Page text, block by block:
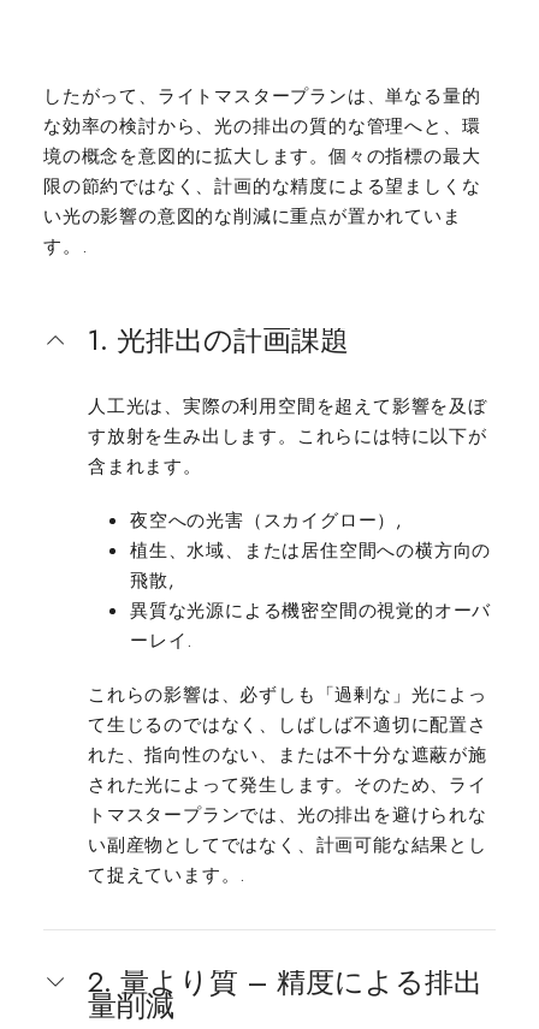
したがって、ライトマスタープランは、単なる量的
な効率の検討から、光の排出の質的な管理へと、環
境の概念を意図的に拡大します。個々の指標の最大
限の節約ではなく、計画的な精度による望ましくな
い光の影響の意図的な削減に重点が置かれていま
す。.
1. 光排出の計画課題
人工光は、実際の利用空間を超えて影響を及ぼ
す放射を生み出します。これらには特に以下が
含まれます。
夜空への光害（スカイグロー）,
植生、水域、または居住空間への横方向の
飛散,
異質な光源による機密空間の視覚的オーバ
ーレイ.
これらの影響は、必ずしも「過剰な」光によっ
て生じるのではなく、しばしば不適切に配置さ
れた、指向性のない、または不十分な遮蔽が施
された光によって発生します。そのため、ライ
トマスタープランでは、光の排出を避けられな
い副産物としてではなく、計画可能な結果とし
て捉えています。.
2. 量より質 – 精度による排出
量削減